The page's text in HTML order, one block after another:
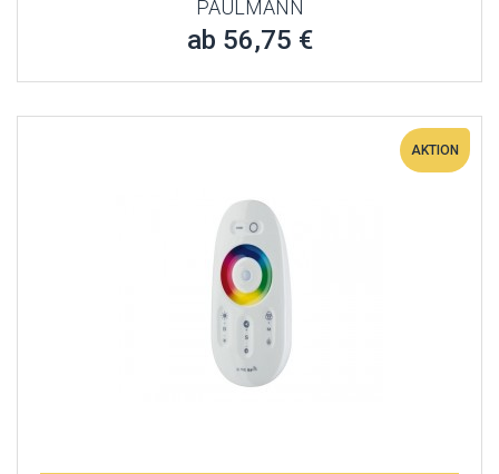
PAULMANN
ab 56,75 €
AKTION